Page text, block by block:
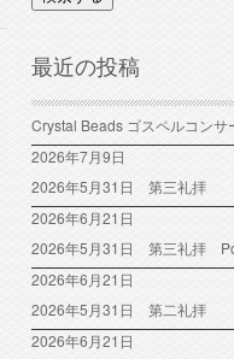
最近の投稿
Crystal Beads ゴスペルコンサ
2026年7月9日
2026年5月31日 第三礼拝
2026年6月21日
2026年5月31日 第三礼拝
2026年6月21日
2026年5月31日 第二礼拝
2026年6月21日